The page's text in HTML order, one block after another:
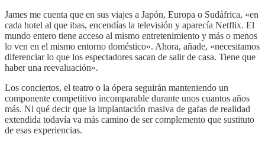
James me cuenta que en sus viajes a Japón, Europa o Sudáfrica, «en
cada hotel al que ibas, encendías la televisión y aparecía Netflix. El
mundo entero tiene acceso al mismo entretenimiento y más o menos
lo ven en el mismo entorno doméstico». Ahora, añade, «necesitamos
diferenciar lo que los espectadores sacan de salir de casa. Tiene que
haber una reevaluación».
Los conciertos, el teatro o la ópera seguirán manteniendo un
componente competitivo incomparable durante unos cuantos años
más. Ni qué decir que la implantación masiva de gafas de realidad
extendida todavía va más camino de ser complemento que sustituto
de esas experiencias.